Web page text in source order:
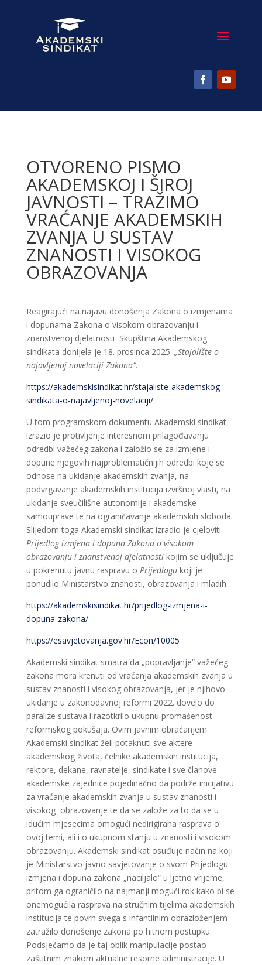
OTVORENO PISMO
AKADEMSKOJ I ŠIROJ
JAVNOSTI – TRAŽIMO
VRAĆANJE AKADEMSKIH
ZVANJA U SUSTAV
ZNANOSTI I VISOKOG
OBRAZOVANJA
Reagirajući na najavu donošenja Zakona o izmjenama
i dopunama Zakona o visokom obrazovanju i
znanstvenoj djelatnosti Skupština Akademskog
sindikata donijela je 18. prosinca 2025. „Stajalište o
najavljenoj novelaciji Zakona“.
https://akademskisindikat.hr/stajaliste-akademskog-
sindikata-o-najavljenoj-novelaciji/
U tom programskom dokumentu Akademski sindikat
izrazio je protivljenje interesnom prilagođavanju
odredbi važećeg zakona i založio se za izmjene i
dopune njegovih najproblematičnijih odredbi koje se
odnose na ukidanje akademskih zvanja, na
podvrgavanje akademskih institucija izvršnoj vlasti, na
ukidanje sveučilišne autonomije i akademske
samouprave te na ograničavanje akademskih sloboda.
Slijedom toga Akademski sindikat izradio je cjeloviti
Prijedlog izmjena i dopuna Zakona o visokom
obrazovanju i znanstvenoj djelatnosti kojim se uključuje
u pokrenutu javnu raspravu o Prijedlogu koji je
ponudilo Ministarstvo znanosti, obrazovanja i mladih:
https://akademskisindikat.hr/prijedlog-izmjena-i-
dopuna-zakona/
https://esavjetovanja.gov.hr/Econ/10005
Akademski sindikat smatra da „popravljanje“ važećeg
zakona mora krenuti od vraćanja akademskih zvanja u
sustav znanosti i visokog obrazovanja, jer je njihovo
ukidanje u zakonodavnoj reformi 2022. dovelo do
paralize sustava i razotkrilo ukupnu promašenost
reformskog pokušaja. Ovim javnim obraćanjem
Akademski sindikat želi potaknuti sve aktere
akademskog života, čelnike akademskih institucija,
rektore, dekane, ravnatelje, sindikate i sve članove
akademske zajednice pojedinačno da podrže inicijativu
za vraćanje akademskih zvanja u sustav znanosti i
visokog obrazovanje te da se založe za to da se u
idućim mjesecima omogući nedirigirana rasprava o
ovoj temi, ali i o ukupnom stanju u znanosti i visokom
obrazovanju. Akademski sindikat osuđuje način na koji
je Ministarstvo javno savjetovanje o svom Prijedlogu
izmjena i dopuna zakona „naciljalo“ u ljetno vrijeme,
pritom ga ograničilo na najmanji mogući rok kako bi se
onemogućila rasprava na stručnim tijelima akademskih
institucija te povrh svega s infantilnim obrazloženjem
zatražilo donošenje zakona po hitnom postupku.
Podsjećamo da je taj oblik manipulacije postao
zaštitnim znakom aktualne resorne administracije. U